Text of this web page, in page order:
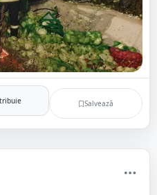
Salvează